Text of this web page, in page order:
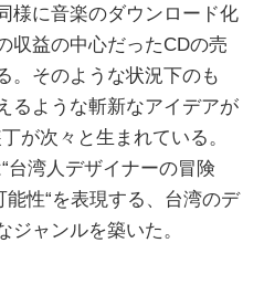
様に音楽のダウンロード化
収益の中心だったCDの売
。そのような状況下のも
るような斬新なアイデアが
が次々と生まれている。
台湾人デザイナーの冒険
能性“を表現する、台湾のデ
ャンルを築いた。